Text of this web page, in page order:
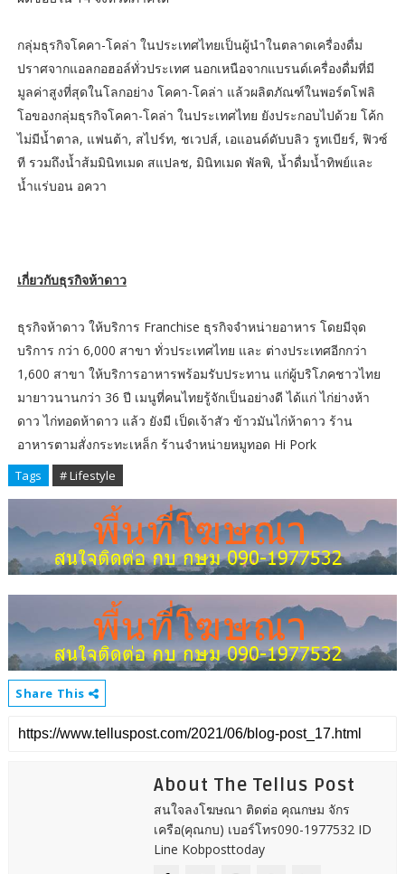
กลุ่มธุรกิจโคคา-โคล่า ในประเทศไทยเป็นผู้นำในตลาดเครื่องดื่ม
ปราศจากแอลกอฮอล์ทั่วประเทศ นอกเหนือจากแบรนด์เครื่องดื่มที่มี
มูลค่าสูงที่สุดในโลกอย่าง โคคา-โคล่า แล้วผลิตภัณฑ์ในพอร์ตโฟลิ
โอของกลุ่มธุรกิจโคคา-โคล่า ในประเทศไทย ยังประกอบไปด้วย โค้ก
ไม่มีน้ำตาล, แฟนต้า, สไปร์ท, ชเวปส์, เอแอนด์ดับบลิว รูทเบียร์, ฟิวซ์
ที รวมถึงน้ำส้มมินิทเมด สแปลช, มินิทเมด พัลพิ, น้ำดื่มน้ำทิพย์และ
น้ำแร่บอน อควา
เกี่ยวกับธุรกิจห้าดาว
ธุรกิจห้าดาว ให้บริการ Franchise ธุรกิจจำหน่ายอาหาร โดยมีจุด
บริการ กว่า 6,000 สาขา ทั่วประเทศไทย และ ต่างประเทศอีกกว่า
1,600 สาขา ให้บริการอาหารพร้อมรับประทาน แก่ผู้บริโภคชาวไทย
มายาวนานกว่า 36 ปี เมนูที่คนไทยรู้จักเป็นอย่างดี ได้แก่ ไก่ย่างห้า
ดาว ไก่ทอดห้าดาว แล้ว ยังมี เป็ดเจ้าสัว ข้าวมันไก่ห้าดาว ร้าน
อาหารตามสั่งกระทะเหล็ก ร้านจำหน่ายหมูทอด Hi Pork
Tags # Lifestyle
Share This
About The Tellus Post
สนใจลงโฆษณา ติดต่อ คุณกษม จักร
เครือ(คุณกบ) เบอร์โทร090-1977532 ID
Line Kobposttoday